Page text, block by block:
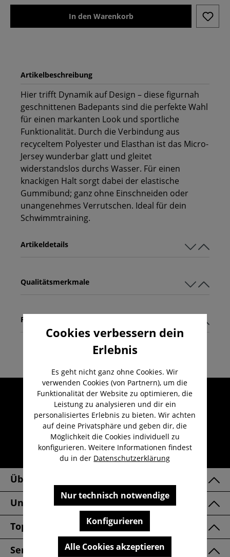
In den Warenkorb
Artikelbeschreibung
Hier trifft Dynamik auf Design – diese figurnah
geschnittenen Badepants sind die perfekte Wahl
für einen markanten Look und sportliche
Funktionalität. Durch die Verbindung aus
recyceltem Polyester und Elasthan ist das Micro-
Jersey wunderbar glatt und gleitet
widerstandslos durchs Wasser. Für einen
knackigen Halt sorgt dabei der elastische
Gummibund; ganz ohne Einschneiden oder
unangenehmes Verrutschen. Ideal für dein
Schwimmtraining.
Qualitätsmerkmale
Artikeldetails
Pflegehinweise
Umfangreicher Kundenservice
Kauf auf Rechnung
Kostenloser Versand ab 29,-€
Lieferzeit 1-3 Werktage
30 Tage kostenlose Retoure
Über Uns
Unsere Marken
Top Kategorien
Service & FAQ
Cookies verbessern dein
Erlebnis
Es geht nicht ganz ohne Cookies. Wir
verwenden Cookies (von Partnern), um die
Funktionalität der Website zu optimieren, die
Leistung zu analysieren und dir ein
personalisiertes Erlebnis zu bieten. Wir achten
auf deine Privatsphäre und geben dir, die
Möglichkeit die Cookies individuell zu
konfigurieren. Weitere Informationen findest
du in der Datenschutzerklärung
Nur technisch notwendige
Konfigurieren
Alle Cookies akzeptieren